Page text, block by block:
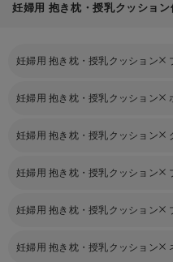
妊婦用 抱き枕・授乳クッショ
妊婦用 抱き枕・授乳クッション
妊婦用 抱き枕・授乳クッション
妊婦用 抱き枕・授乳クッション
妊婦用 抱き枕・授乳クッション
妊婦用 抱き枕・授乳クッション
妊婦用 抱き枕・授乳クッション